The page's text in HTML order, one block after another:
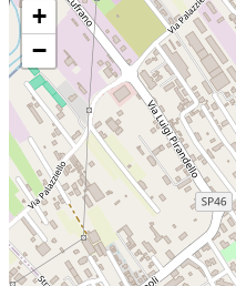
+
−